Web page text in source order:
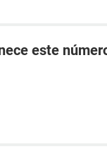
este